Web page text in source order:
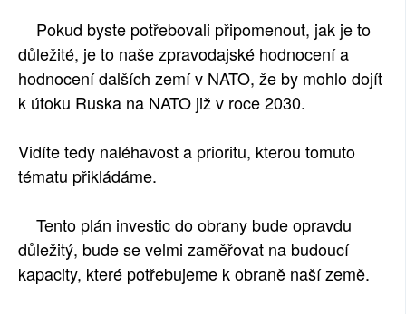
Pokud byste potřebovali připomenout, jak je to
důležité, je to naše zpravodajské hodnocení a
hodnocení dalších zemí v NATO, že by mohlo dojít
k útoku Ruska na NATO již v roce 2030.
Vidíte tedy naléhavost a prioritu, kterou tomuto
tématu přikládáme.
Tento plán investic do obrany bude opravdu
důležitý, bude se velmi zaměřovat na budoucí
kapacity, které potřebujeme k obraně naší země.